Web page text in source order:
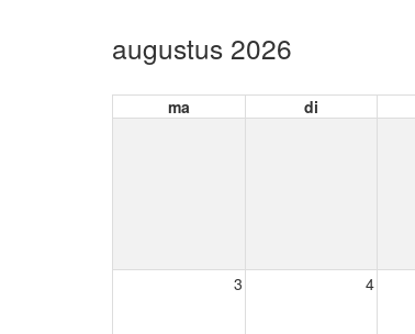
augustus 2026
ma di
3 4